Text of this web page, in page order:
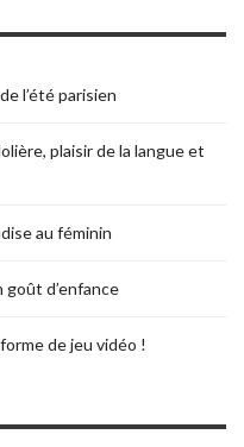
l’été parisien
plaisir de la langue et
au féminin
goût d’enfance
de jeu vidéo !